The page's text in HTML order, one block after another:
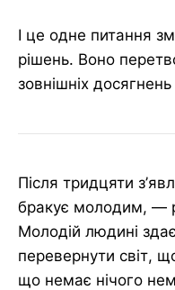
І це одне питання
рішень. Воно
зовнішніх
Після тридцяти
бракує молодим, —
Молодій людині
перевернути світ,
що немає нічого